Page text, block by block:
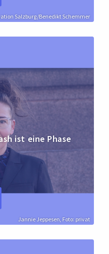
Salzburg/Benedikt Schemmer
Jannie Jeppesen, Foto: privat
ist eine Phase